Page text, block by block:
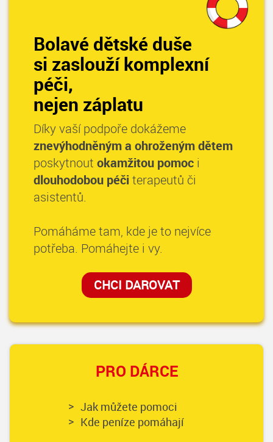
Bolavé dětské duše
si zaslouží komplexní
péči,
nejen záplatu
Díky vaší podpoře dokážeme
znevýhodněným a ohroženým dětem
poskytnout okamžitou pomoc i
dlouhodobou péči terapeutů či
asistentů.
Pomáháme tam, kde je to nejvíce
potřeba. Pomáhejte i vy.
CHCI DAROVAT
PRO DÁRCE
Jak můžete pomoci
Kde peníze pomáhají